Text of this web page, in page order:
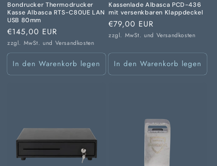
Bondrucker Thermodrucker
Kasse Albasca RTS-C80UE LAN
USB 80mm
Normaler
Preis
€145,00 EUR
zzgl. MwSt. und Versandkosten
In den Warenkorb legen
Kassenlade Albasca PCD-436
mit versenkbaren Klappdeckel
Normaler
Preis
€79,00 EUR
zzgl. MwSt. und Versandkosten
In den Warenkorb legen